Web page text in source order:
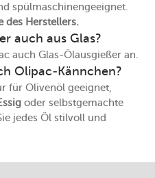
spülmaschinengeeignet.
des Herstellers.
auch aus Glas?
auch Glas-Ölausgießer an.
Olipac-Kännchen?
für Olivenöl geeignet,
oder selbstgemachte
jedes Öl stilvoll und